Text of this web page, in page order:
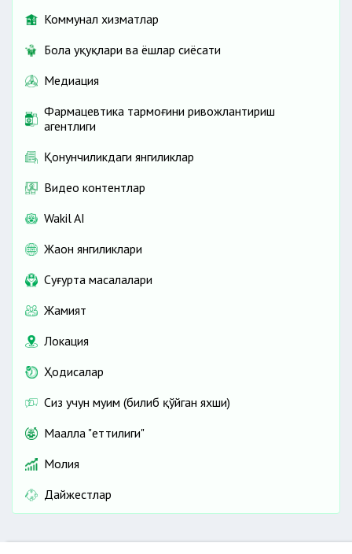
Коммунал хизматлар
Бола ҳуқуқлари ва ёшлар сиёсати
Медиация
Фармацевтика тармоғини ривожлантириш
агентлиги
Қонунчиликдаги янгиликлар
Видео контентлар
Wakil AI
Жаҳон янгиликлари
Cуғурта масалалари
Жамият
Локация
Ҳодисалар
Сиз учун муҳим (билиб қўйган яхши)
Маҳалла "еттилиги"
Молия
Дайжестлар